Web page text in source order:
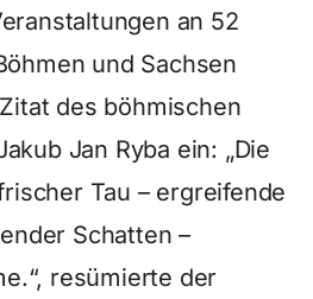
an 52
und Sachsen
des böhmischen
Jan Ryba ein: „Die
Tau – ergreifende
Schatten –
resümierte der